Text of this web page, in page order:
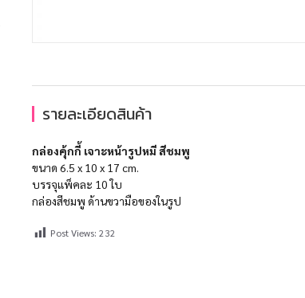
รายละเอียดสินค้า
กล่องคุ้กกี้ เจาะหน้ารูปหมี สีชมพู
ขนาด 6.5 x 10 x 17 cm.
บรรจุแพ็คละ 10 ใบ
กล่องสีชมพู ด้านขวามือของในรูป
Post Views: 232